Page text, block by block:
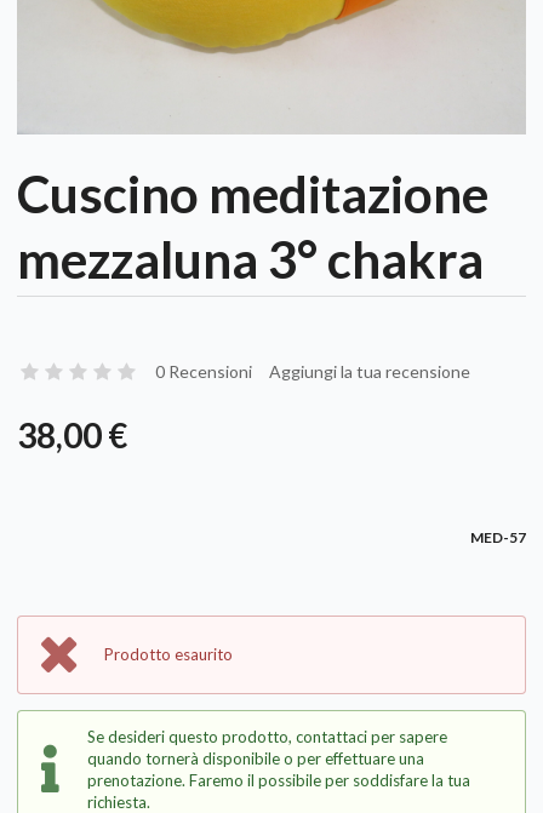
Cuscino meditazione
mezzaluna 3° chakra
0 Recensioni Aggiungi la tua recensione
38,00 €
MED-57
Prodotto esaurito
Se desideri questo prodotto, contattaci per sapere
quando tornerà disponibile o per effettuare una
prenotazione. Faremo il possibile per soddisfare la tua
richiesta.